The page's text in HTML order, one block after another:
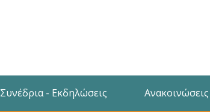
Συνέδρια - Εκδηλώσεις Ανακοινώσεις